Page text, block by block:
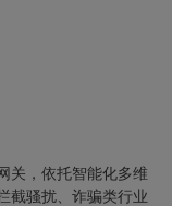
关，依托智能化多维
截骚扰、诈骗类行业